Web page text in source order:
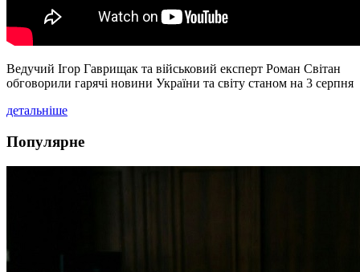
Ведучий Ігор Гаврищак та військовий експерт Роман Світан
обговорили гарячі новини України та світу станом на 3 серпня
детальніше
Популярне